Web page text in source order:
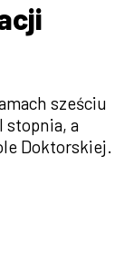
sześciu
stopnia, a
Doktorskiej.